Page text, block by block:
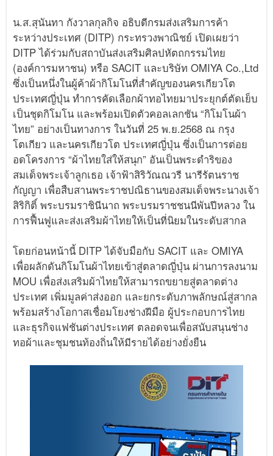
น.ส.สุนันทา กังวาลกุลกิจ อธิบดีกรมส่งเสริมการค้า
ระหว่างประเทศ (DITP) กระทรวงพาณิชย์ เปิดเผยว่า
DITP ได้ร่วมกับสถาบันส่งเสริมศิลปหัตถกรรมไทย
(องค์การมหาชน) หรือ SACIT และบริษัท OMIYA Co.,Ltd
ซึ่งเป็นหนึ่งในผู้ค้าผ้ากิโมโนที่สำคัญของนครเกียวโต
ประเทศญี่ปุ่น ทำการคัดเลือกผ้าทอไทยมาประยุกต์ตัดเย็บ
เป็นชุดกิโมโน และพร้อมเปิดตัวคอลเลกชัน “กิโมโนผ้า
ไทย” อย่างเป็นทางการ ในวันที่ 25 พ.ย.2568 ณ กรุง
โตเกียว และนครเกียวโต ประเทศญี่ปุ่น ซึ่งเป็นการต่อย
อดโครงการ “ผ้าไทยใส่ให้สนุก” อันเป็นพระดำริของ
สมเด็จพระเจ้าลูกเธอ เจ้าฟ้าสิริวัณณวรี นารีรัตนราช
กัญญา เพื่อสืบสานพระราชปณิธานของสมเด็จพระนางเจ้า
สิริกิติ์ พระบรมราชินีนาถ พระบรมราชชนนีพันปีหลวง ใน
การฟื้นฟูและส่งเสริมผ้าไทยให้เป็นที่นิยมในระดับสากล
โดยก่อนหน้านี้ DITP ได้จับมือกับ SACIT และ OMIYA
เพื่อผลักดันกิโมโนผ้าไทยเข้าสู่ตลาดญี่ปุ่น ผ่านการลงนาม
MOU เพื่อส่งเสริมผ้าไทยให้สามารถขยายสู่ตลาดต่าง
ประเทศ เพิ่มมูลค่าส่งออก และยกระดับภาพลักษณ์สู่สากล
พร้อมสร้างโอกาสเชื่อมโยงช่างฝีมือ ผู้ประกอบการไทย
และธุรกิจแฟชันต่างประเทศ ตลอดจนเพื่อสนับสนุนช่าง
ทอผ้าและชุมชนท้องถิ่นให้มีรายได้อย่างยั่งยืน